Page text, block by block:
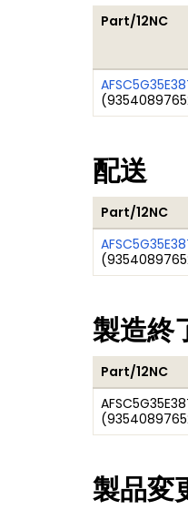
Part/12NC
(
配送
Part/12NC
(
製造終
Part/12NC
(
製品変